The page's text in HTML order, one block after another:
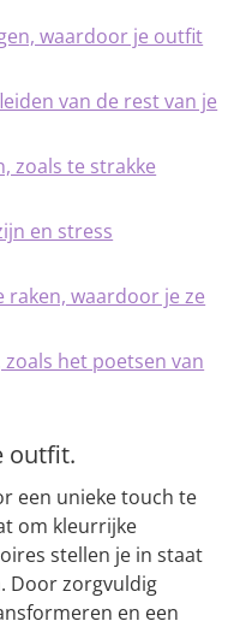
waardoor je outfit
van de rest van je
zoals te strakke
en stress
waardoor je ze
het poetsen van
outfit.
een unieke touch te
om kleurrijke
stellen je in staat
Door zorgvuldig
en een